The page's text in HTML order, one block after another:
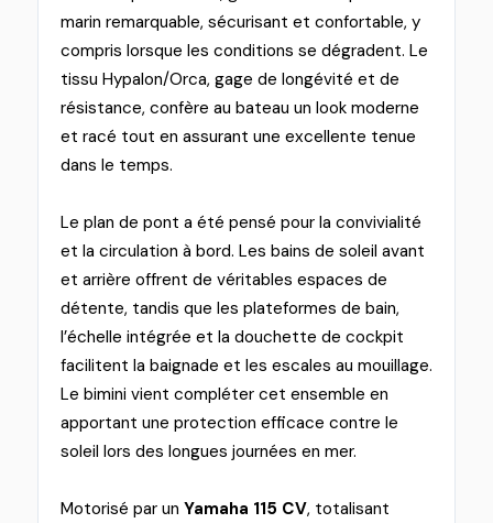
marin remarquable, sécurisant et confortable, y
compris lorsque les conditions se dégradent. Le
tissu Hypalon/Orca, gage de longévité et de
résistance, confère au bateau un look moderne
et racé tout en assurant une excellente tenue
dans le temps.
Le plan de pont a été pensé pour la convivialité
et la circulation à bord. Les bains de soleil avant
et arrière offrent de véritables espaces de
détente, tandis que les plateformes de bain,
l’échelle intégrée et la douchette de cockpit
facilitent la baignade et les escales au mouillage.
Le bimini vient compléter cet ensemble en
apportant une protection efficace contre le
soleil lors des longues journées en mer.
Motorisé par un Yamaha 115 CV, totalisant